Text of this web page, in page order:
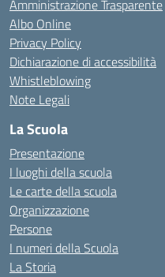
Amministrazione Trasparente
Albo Online
Privacy Policy
Dichiarazione di accessibilità
Whistleblowing
Note Legali
La Scuola
Presentazione
I luoghi della scuola
Le carte della scuola
Organizzazione
Persone
I numeri della Scuola
La Storia